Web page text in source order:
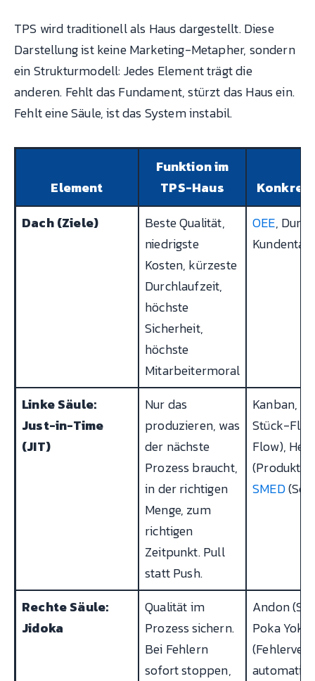
TPS wird traditionell als Haus dargestellt. Diese
Darstellung ist keine Marketing-Metapher, sondern
ein Strukturmodell: Jedes Element trägt die
anderen. Fehlt das Fundament, stürzt das Haus ein.
Fehlt eine Säule, ist das System instabil.
Element
Funktion im
TPS-Haus
Dach (Ziele)
Beste Qualität,
niedrigste
Kosten, kürzeste
Durchlaufzeit,
höchste
Sicherheit,
höchste
Mitarbeitermoral
OEE,
Linke Säule:
Just-in-Time
(JIT)
Nur das
produzieren, was
der nächste
Prozess braucht,
in der richtigen
Menge, zum
richtigen
Zeitpunkt. Pull
statt Push.
Kanban,
Stück-
Flow),
SMED
Rechte Säule:
Jidoka
Qualität im
Prozess sichern.
Bei Fehlern
sofort stoppen,
Andon
Poka Yoke